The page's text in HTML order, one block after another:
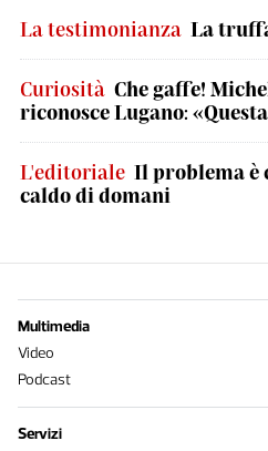
La testimonianza La
Curiosità Che gaffe!
riconosce Lugano:
L'editoriale Il problema è
caldo di domani
Multimedia
Video
Podcast
Servizi